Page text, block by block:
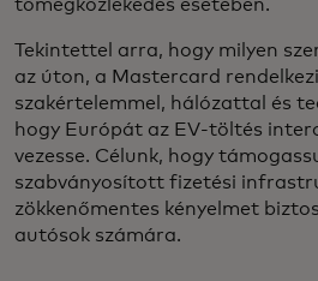
tömegközlekedés esetében.
Tekintettel arra, hogy milyen
az úton, a Mastercard
szakértelemmel, hálózattal és
hogy Európát az EV-töltés
vezesse. Célunk, hogy
szabványosított fizetési
zökkenőmentes kényelmet
autósok számára.